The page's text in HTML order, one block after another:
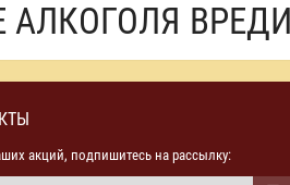
АЛКОГОЛЯ
акций, подпишитесь на рассылку: